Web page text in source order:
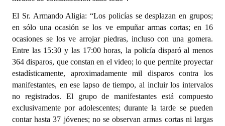
El Sr. Armando Aligia: “Los policías se desplazan en grupos;
en sólo una ocasión se los ve empuñar armas cortas; en 16
ocasiones se los ve arrojar piedras, incluso con una gomera.
Entre las 15:30 y las 17:00 horas, la policía disparó al menos
364 disparos, que constan en el video; lo que permite proyectar
estadísticamente, aproximadamente mil disparos contra los
manifestantes, en ese lapso de tiempo, al incluir los intervalos
no registrados. El grupo de manifestantes está compuesto
exclusivamente por adolescentes; durante la tarde se pueden
contar hasta 37 jóvenes; no se observan armas cortas ni largas